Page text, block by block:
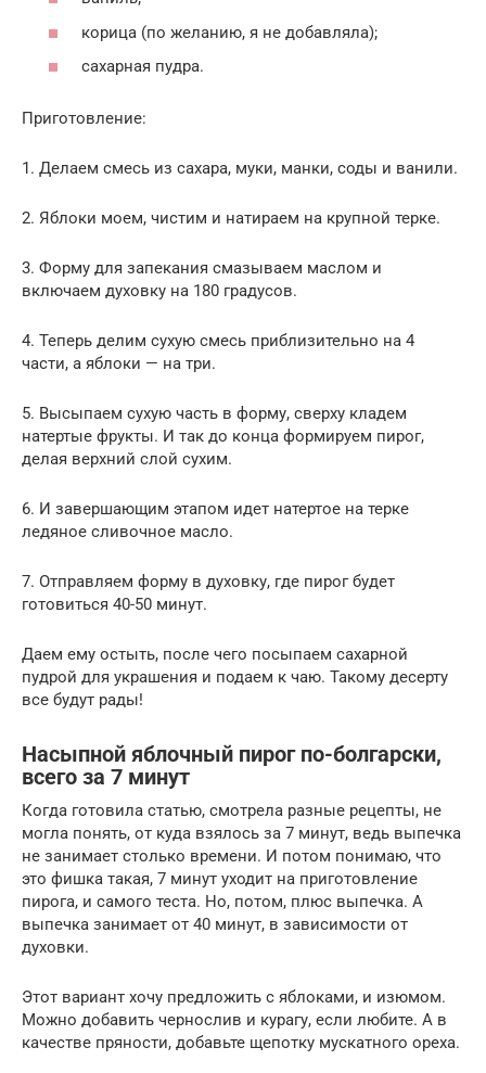
корица (по желанию, я не добавляла);
сахарная пудра.
Приготовление:
1. Делаем смесь из сахара, муки, манки, соды и ванили.
2. Яблоки моем, чистим и натираем на крупной терке.
3. Форму для запекания смазываем маслом и
включаем духовку на 180 градусов.
4. Теперь делим сухую смесь приблизительно на 4
части, а яблоки — на три.
5. Высыпаем сухую часть в форму, сверху кладем
натертые фрукты. И так до конца формируем пирог,
делая верхний слой сухим.
6. И завершающим этапом идет натертое на терке
ледяное сливочное масло.
7. Отправляем форму в духовку, где пирог будет
готовиться 40-50 минут.
Даем ему остыть, после чего посыпаем сахарной
пудрой для украшения и подаем к чаю. Такому десерту
все будут рады!
Насыпной яблочный пирог по-болгарски,
всего за 7 минут
Когда готовила статью, смотрела разные рецепты, не
могла понять, от куда взялось за 7 минут, ведь выпечка
не занимает столько времени. И потом понимаю, что
это фишка такая, 7 минут уходит на приготовление
пирога, и самого теста. Но, потом, плюс выпечка. А
выпечка занимает от 40 минут, в зависимости от
духовки.
Этот вариант хочу предложить с яблоками, и изюмом.
Можно добавить чернослив и курагу, если любите. А в
качестве пряности, добавьте щепотку мускатного ореха.